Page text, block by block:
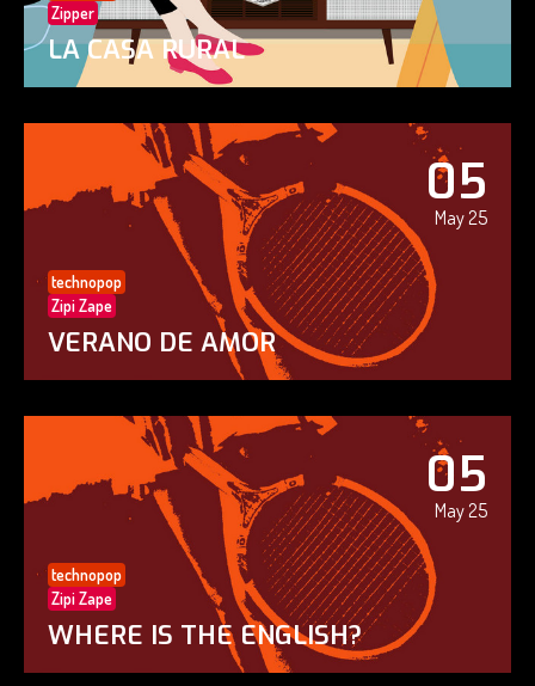
Zipper
LA CASA RURAL
05
May 25
technopop
Zipi Zape
VERANO DE AMOR
05
May 25
technopop
Zipi Zape
WHERE IS THE ENGLISH?